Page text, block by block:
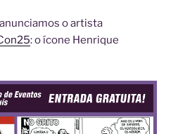
o artista
: o ícone Henrique